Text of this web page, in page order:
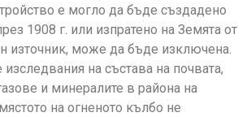
е могло да бъде създадено
1908 г. или изпратено на Земята от
източник, може да бъде изключена.
изследвания на състава на почвата,
и минералите в района на
на огненото кълбо не